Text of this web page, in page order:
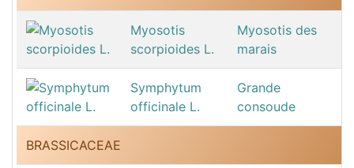
Myosotis
scorpioides L.
Myosotis des
marais
Symphytum
officinale L.
Grande
consoude
BRASSICACEAE